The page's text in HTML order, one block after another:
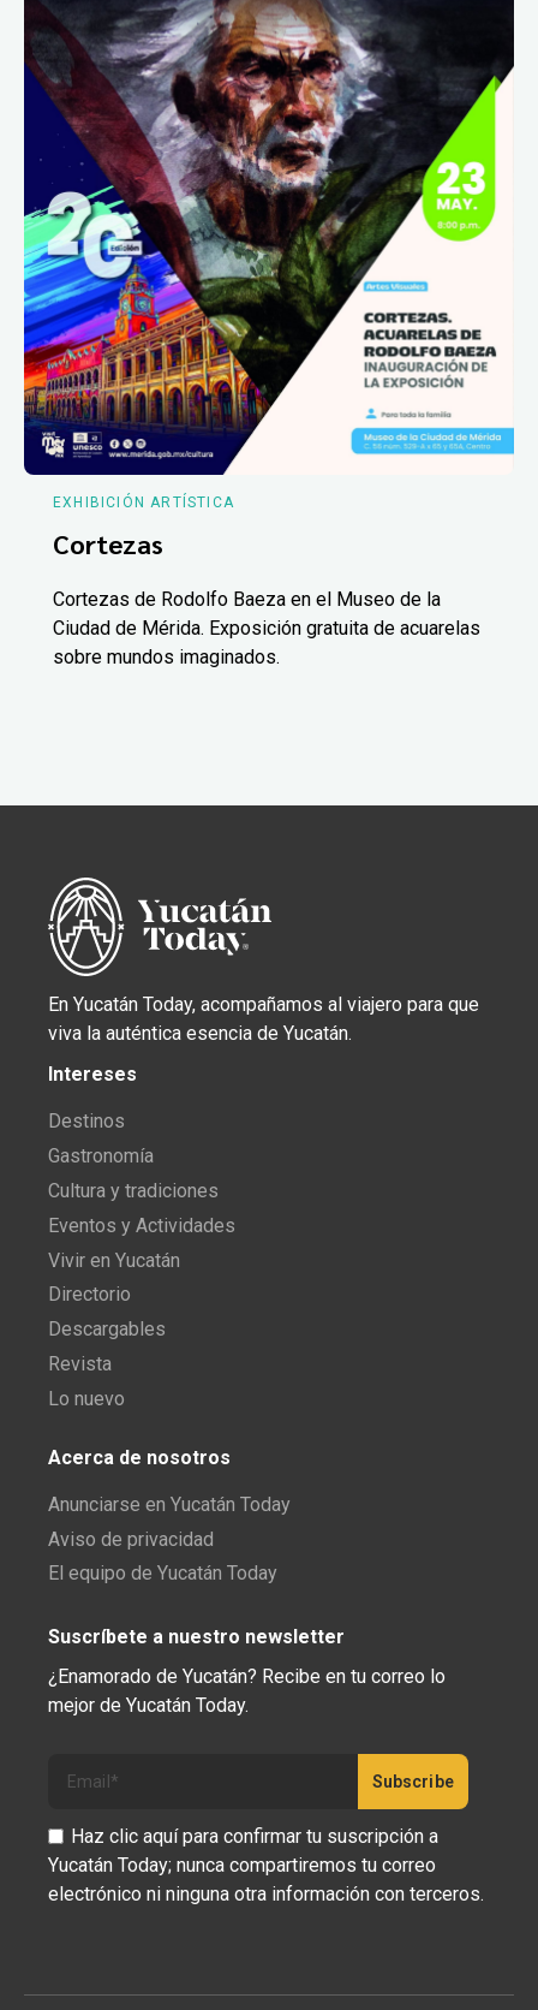
EXHIBICIÓN ARTÍSTICA
Cortezas
Cortezas de Rodolfo Baeza en el Museo de la
Ciudad de Mérida. Exposición gratuita de acuarelas
sobre mundos imaginados.
En Yucatán Today, acompañamos al viajero para que
viva la auténtica esencia de Yucatán.
Intereses
Destinos
Gastronomía
Cultura y tradiciones
Eventos y Actividades
Vivir en Yucatán
Directorio
Descargables
Revista
Lo nuevo
Acerca de nosotros
Anunciarse en Yucatán Today
Aviso de privacidad
El equipo de Yucatán Today
Suscríbete a nuestro newsletter
¿Enamorado de Yucatán? Recibe en tu correo lo
mejor de Yucatán Today.
Haz clic aquí para confirmar tu suscripción a
Yucatán Today; nunca compartiremos tu correo
electrónico ni ninguna otra información con terceros.